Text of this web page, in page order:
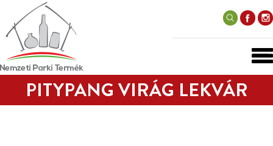
PITYPANG VIRÁG LEKVÁR